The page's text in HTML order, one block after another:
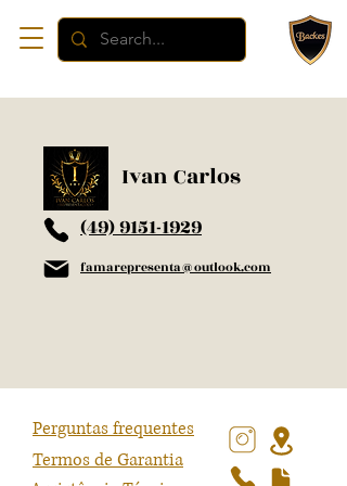
Ivan Carlos
(49) 9151-1929
famarepresenta@outlook.com
Perguntas frequentes
Termos de Garantia